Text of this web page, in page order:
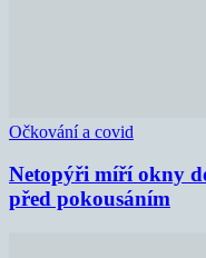
Očkování a covid
Netopýři míří okny
před pokousáním